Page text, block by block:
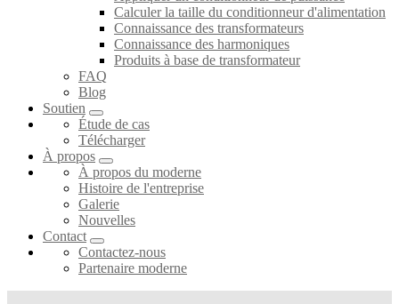
Calculer la taille du conditionneur d'alimentation
Connaissance des transformateurs
Connaissance des harmoniques
Produits à base de transformateur
FAQ
Blog
Soutien
Étude de cas
Télécharger
À propos
À propos du moderne
Histoire de l'entreprise
Galerie
Nouvelles
Contact
Contactez-nous
Partenaire moderne